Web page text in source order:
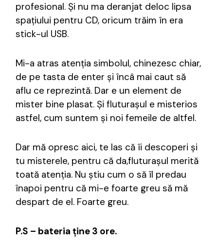
profesional. Și nu ma deranjat deloc lipsa
spațiului pentru CD, oricum trăim în era
stick-ul USB.
Mi-a atras atenția simbolul, chinezesc chiar,
de pe tasta de enter și încâ mai caut să
aflu ce reprezintă. Dar e un element de
mister bine plasat. Și fluturașul e misterios
astfel, cum suntem și noi femeile de altfel.
Dar mă opresc aici, te las că îi descoperi și
tu misterele, pentru că da,fluturașul merită
toată atenția. Nu știu cum o să îl predau
înapoi pentru că mi-e foarte greu să mă
despart de el. Foarte greu.
P.S – bateria ține 3 ore.